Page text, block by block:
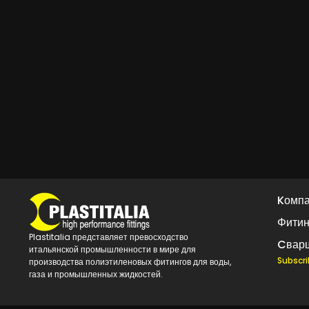
Plastitalia представляет превосходство
итальянской промышленности в мире для
производства полиэтиленовых фитингов для воды,
газа и промышленных жидкостей.